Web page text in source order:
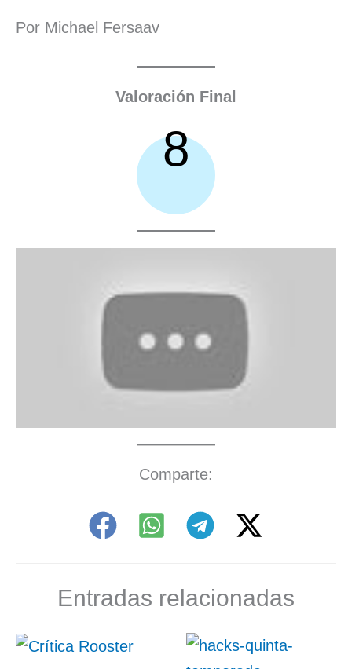
Por Michael Fersaav
Valoración Final
8
Comparte:
Entradas relacionadas